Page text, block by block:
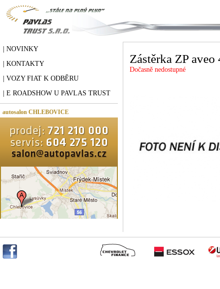
| NOVINKY
| KONTAKTY
| VOZY FIAT K ODBĚRU
| E ROADSHOW U PAVLAS TRUST
autosalon CHLEBOVICE
Zástěrka ZP aveo
Dočasně nedostupné